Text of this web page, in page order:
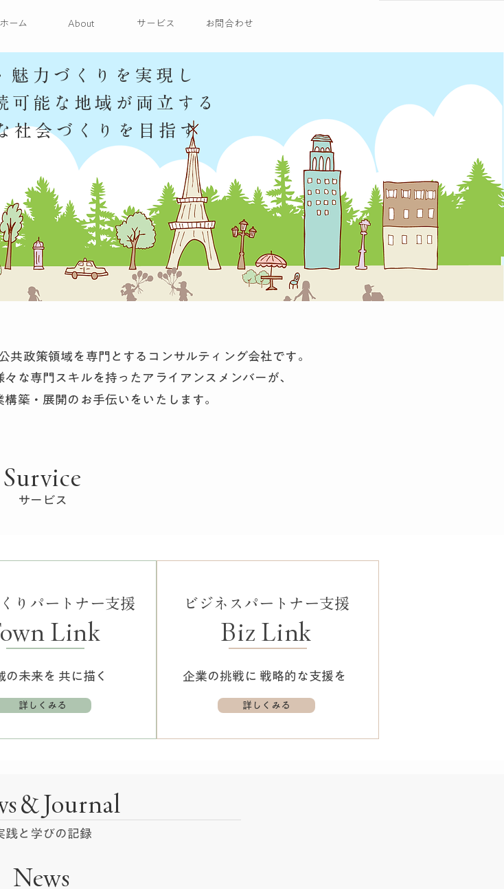
ホーム About サービス お問合わせ
魅力づくりを実現し
可能な地域が両立する
会づくりを目指す
共政策領域を専門とするコンサルティング会社です。
な専門スキルを持ったアライアンスメンバーが、
築・展開のお手伝いをいたします。
Survice
​サービス
りパートナー支援
Link
の未来を 共に描く
詳しくみる
​ビジネスパートナー支援
Biz Link
企業の挑戦に 戦略的な支援を
詳しくみる
＆Journal
践と学びの記録
News